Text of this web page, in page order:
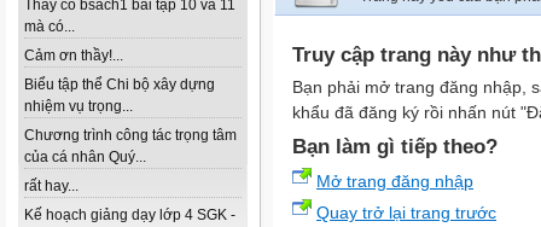
Thầy có bsach1 bài tập 10 và 11
mà có...
Cảm ơn thầy!...
Biểu tập thể Chi bộ xây dựng
nhiệm vụ trọng...
Chương trình công tác trọng tâm
của cá nhân Quý...
rất hay...
Kế hoạch giảng dạy lớp 4 SGK -
Truy cập trang này như
Bạn phải mở trang đăng nhập,
khẩu đã đăng ký rồi nhấn nút
Bạn làm gì tiếp theo?
Mở trang đăng nhập
Quay trở lại trang trước